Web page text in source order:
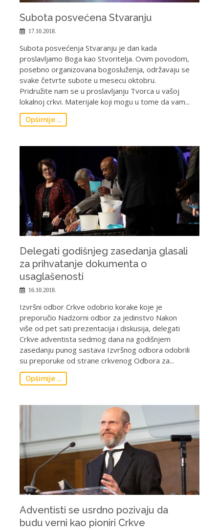
Subota posvećena Stvaranju
17.10.2018.
Subota posvećenja Stvaranju je dan kada
proslavljamo Boga kao Stvoritelja. Ovim povodom,
posebno organizovana bogosluženja, održavaju se
svake četvrte subote u mesecu oktobru.
Pridružite nam se u proslavljanju Tvorca u vašoj
lokalnoj crkvi. Materijale koji mogu u tome da vam...
Opširnije ...
Delegati godišnjeg zasedanja glasali
za prihvatanje dokumenta o
usaglašenosti
16.10.2018.
Izvršni odbor Crkve odobrio korake koje je
preporučio Nadzorni odbor za jedinstvo Nakon
više od pet sati prezentacija i diskusija, delegati
Crkve adventista sedmog dana na godišnjem
zasedanju punog sastava Izvršnog odbora odobrili
su preporuke od strane crkvenog Odbora za...
Opširnije ...
Adventisti se usrdno pozivaju da
budu verni kao pioniri Crkve